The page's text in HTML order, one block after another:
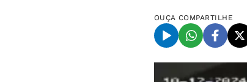
OUÇA COMPARTILHE